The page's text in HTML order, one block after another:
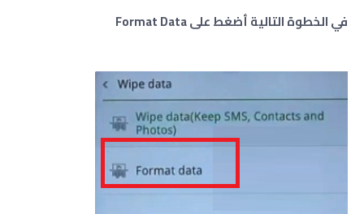
في الخطوة التالية أضغط علىFormat Data